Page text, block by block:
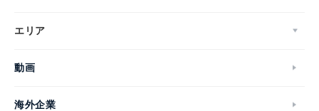
エリア
動画
海外企業